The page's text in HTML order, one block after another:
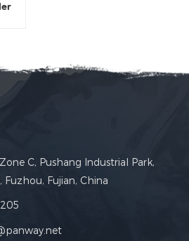
C, Pushang Industrial Park,
Fuzhou, Fujian, China